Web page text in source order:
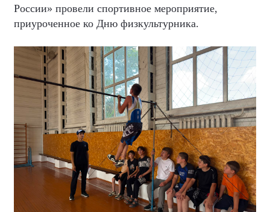
России» провели спортивное мероприятие,
приуроченное ко Дню физкультурника.